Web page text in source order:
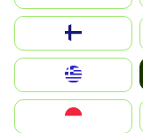
United Kingdom
Magyarország